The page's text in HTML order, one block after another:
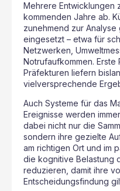
Mehrere Entwicklungen
kommenden Jahre ab.
zunehmend zur
eingesetzt – etwa für
Netzwerken,
Notrufaufkommen.
Präfekturen liefern
vielversprechende
Auch Systeme für das
Ereignisse werden
dabei nicht nur die
sondern ihre gezielte
am richtigen Ort und im
die kognitive Belastung
reduzieren, damit ihre
Entscheidungsfindung